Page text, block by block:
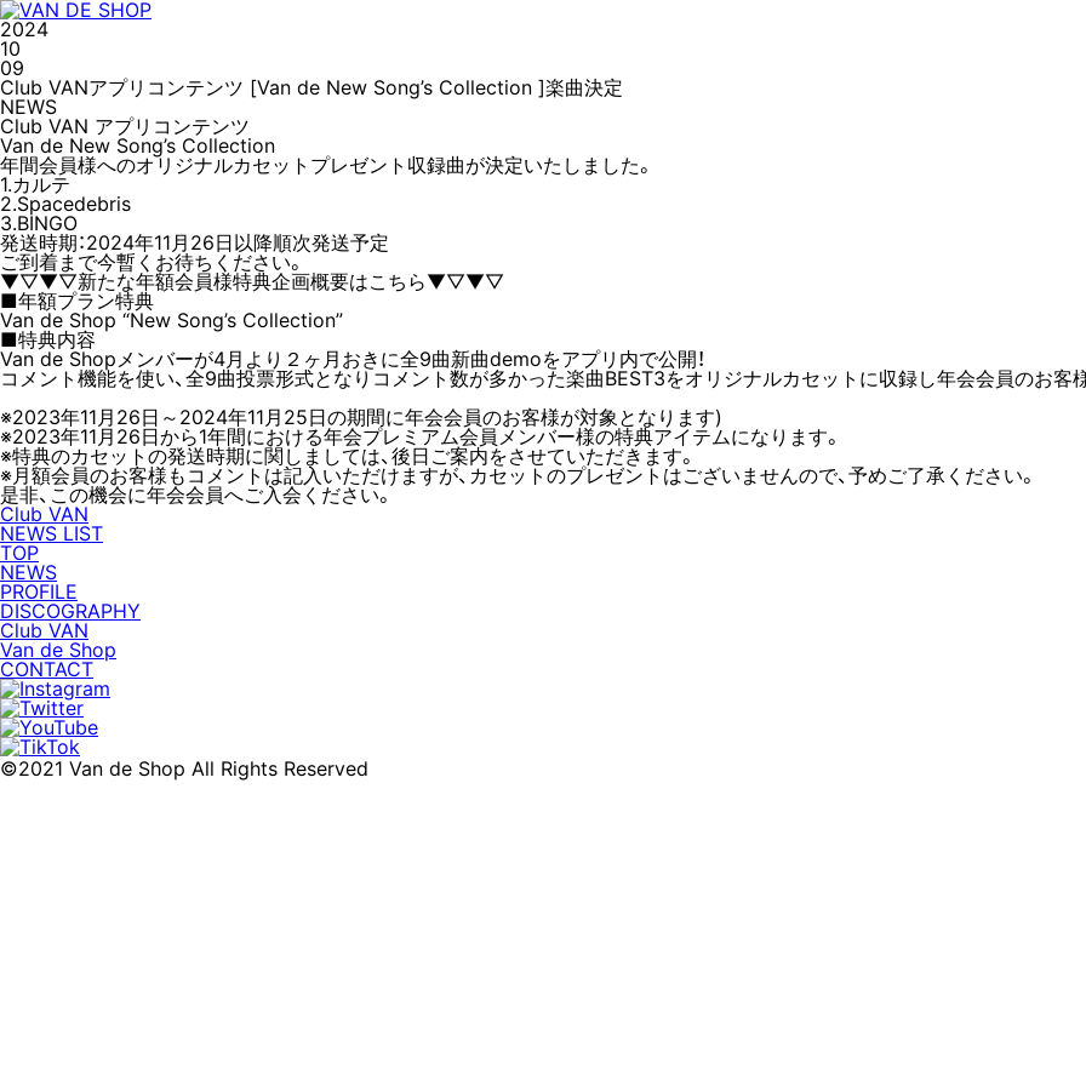
2024
10
09
Club VANアプリコンテンツ [Van de New Song’s Collection ]楽曲決定
NEWS
Club VAN アプリコンテンツ
Van de New Song’s Collection
年間会員様へのオリジナルカセットプレゼント収録曲が決定いたしました。
1.カルテ
2.Spacedebris
3.BINGO
発送時期：2024年11月26日以降順次発送予定
ご到着まで今暫くお待ちください。
▼▽▼▽新たな年額会員様特典企画概要はこちら▼▽▼▽
■年額プラン特典
Van de Shop “New Song’s Collection”
■特典内容
Van de Shopメンバーが4月より２ヶ月おきに全9曲新曲demoをアプリ内で公開！
コメント機能を使い、全9曲投票形式となりコメント数が多かった楽曲BEST3をオリジナルカセットに収録し年会会員のお客
※2023年11月26日～2024年11月25日の期間に年会会員のお客様が対象となります)
※2023年11月26日から1年間における年会プレミアム会員メンバー様の特典アイテムになります。
※特典のカセットの発送時期に関しましては、後日ご案内をさせていただきます。
※月額会員のお客様もコメントは記入いただけますが、カセットのプレゼントはございませんので、予めご了承ください。
是非、この機会に年会会員へご入会ください。
Club VAN
NEWS LIST
TOP
NEWS
PROFILE
DISCOGRAPHY
Club VAN
Van de Shop
CONTACT
©2021 Van de Shop All Rights Reserved